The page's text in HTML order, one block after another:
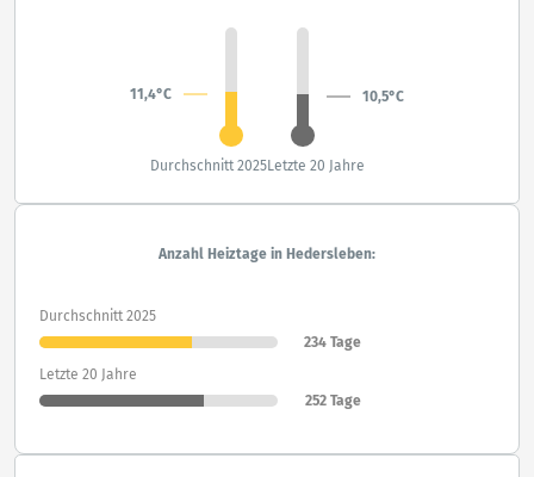
11,4°C 10,5°C
Durchschnitt 2025Letzte 20 Jahre
Anzahl Heiztage in Hedersleben:
Durchschnitt 2025
234 Tage
Letzte 20 Jahre
252 Tage